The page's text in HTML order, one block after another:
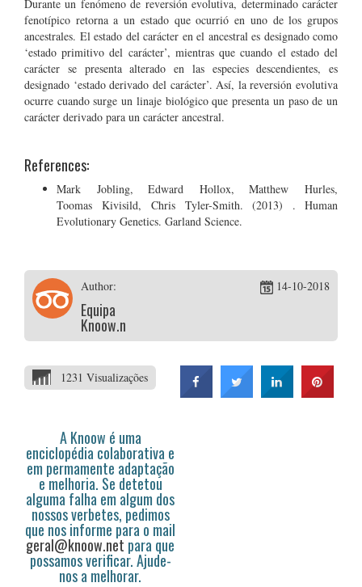
Durante un fenómeno de reversión evolutiva, determinado carácter
fenotípico retorna a un estado que ocurrió en uno de los grupos
ancestrales. El estado del carácter en el ancestral es designado como
‘estado primitivo del carácter’, mientras que cuando el estado del
carácter se presenta alterado en las especies descendientes, es
designado ‘estado derivado del carácter’. Así, la reversión evolutiva
ocurre cuando surge un linaje biológico que presenta un paso de un
carácter derivado para un carácter ancestral.
References:
Mark Jobling, Edward Hollox, Matthew Hurles,
Toomas Kivisild, Chris Tyler-Smith. (2013) . Human
Evolutionary Genetics. Garland Science.
Author:
Equipa
Knoow.net
14-10-2018
1231 Visualizações
A Knoow é uma
enciclopédia colaborativa e
em permamente adaptação
e melhoria. Se detetou
alguma falha em algum dos
nossos verbetes, pedimos
que nos informe para o mail
geral@knoow.net para que
possamos verificar. Ajude-
nos a melhorar.